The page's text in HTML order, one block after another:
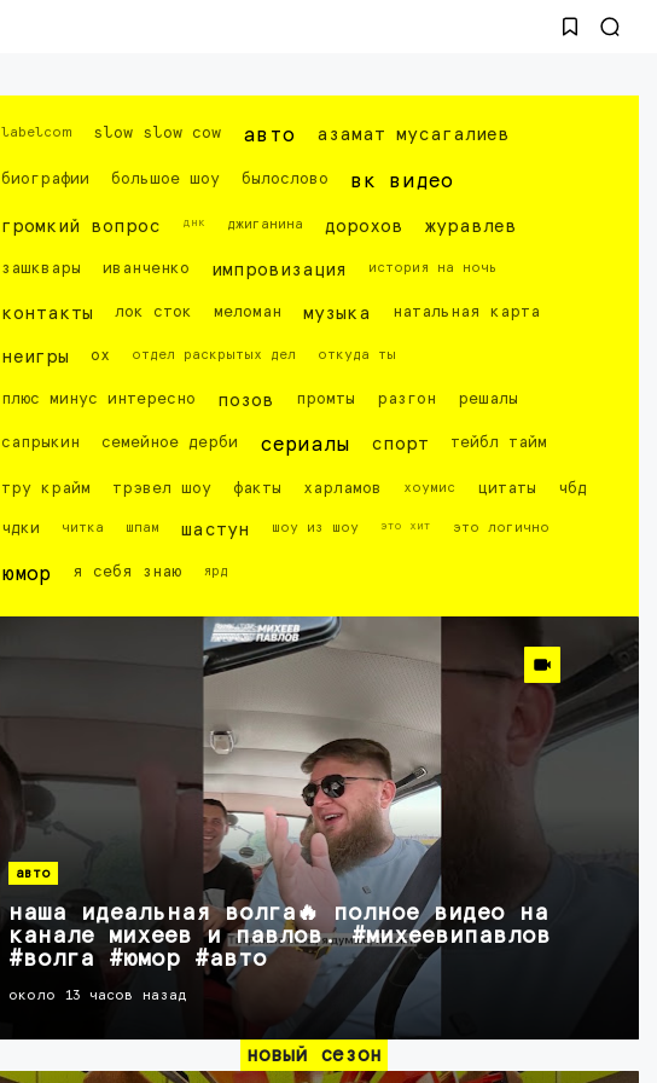
labelcom slow slow cow авто азамат мусагалиев
биографии большое шоу былослово вк видео
громкий вопрос днк джиганина дорохов журавлев
зашквары иванченко импровизация история на ночь
контакты лок сток меломан музыка натальная карта
неигры ох отдел раскрытых дел откуда ты
плюс минус интересно позов промты разгон решалы
сапрыкин семейное дерби сериалы спорт тейбл тайм
тру крайм трэвел шоу факты харламов хоумис цитаты чбд
чдки читка шпам шастун шоу из шоу это хит это логично
юмор я себя знаю ярд
авто
наша идеальная волга🔥 полное видео на
канале михеев и павлов. #михеевипавлов
#волга #юмор #авто
около 13 часов назад
новый сезон